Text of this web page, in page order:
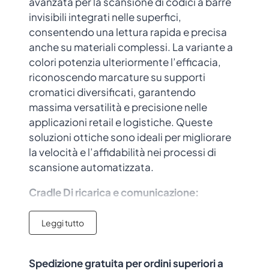
invisibili integrati nelle superfici,
consentendo una lettura rapida e precisa
anche su materiali complessi. La variante a
colori potenzia ulteriormente l’efficacia,
riconoscendo marcature su supporti
cromatici diversificati, garantendo
massima versatilità e precisione nelle
applicazioni retail e logistiche. Queste
soluzioni ottiche sono ideali per migliorare
la velocità e l’affidabilità nei processi di
scansione automatizzata.
Cradle Di ricarica e comunicazione:
Il cradle di ricarica e comunicazione per il
lettore di codici a barre Bluetooth consente
trasmissione dati in tempo reale. È
Leggi tutto
Spedizione gratuita per ordini superiori a